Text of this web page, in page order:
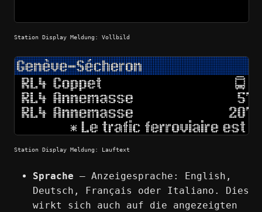
Station Display Meldung: Vollbild
Station Display Meldung: Lauftext
Sprache — Anzeigesprache: English,
Deutsch, Français oder Italiano. Dies
wirkt sich auch auf die angezeigten